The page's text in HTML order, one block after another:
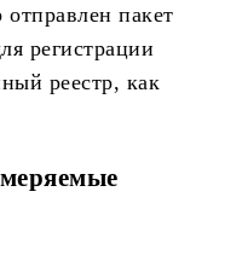
пакет
регистрации
реестр, как